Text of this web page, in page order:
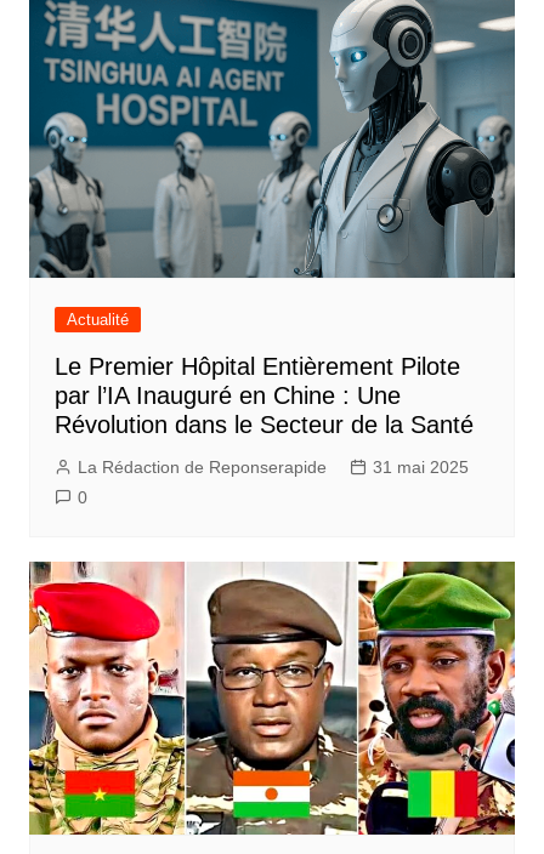
Actualité
Le Premier Hôpital Entièrement Pilote
par l’IA Inauguré en Chine : Une
Révolution dans le Secteur de la Santé
La Rédaction de Reponserapide
31 mai 2025
0